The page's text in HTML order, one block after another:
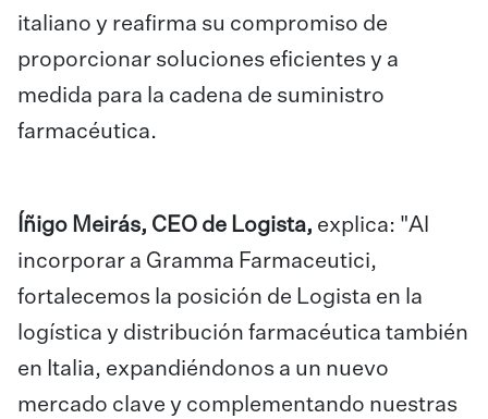
italiano y reafirma su compromiso de
proporcionar soluciones eficientes y a
medida para la cadena de suministro
farmacéutica.
Íñigo Meirás, CEO de Logista, explica: "Al
incorporar a Gramma Farmaceutici,
fortalecemos la posición de Logista en la
logística y distribución farmacéutica también
en Italia, expandiéndonos a un nuevo
mercado clave y complementando nuestras